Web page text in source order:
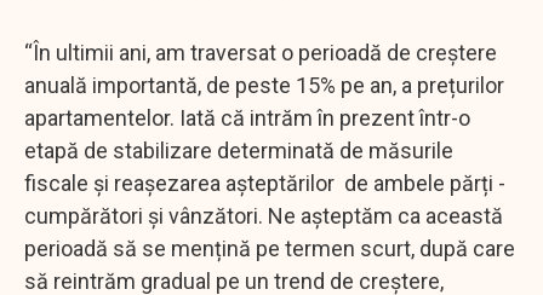
“În ultimii ani, am traversat o perioadă de creștere
anuală importantă, de peste 15% pe an, a prețurilor
apartamentelor. Iată că intrăm în prezent într-o
etapă de stabilizare determinată de măsurile
fiscale și reașezarea așteptărilor de ambele părți -
cumpărători și vânzători. Ne așteptăm ca această
perioadă să se mențină pe termen scurt, după care
să reintrăm gradual pe un trend de creștere,